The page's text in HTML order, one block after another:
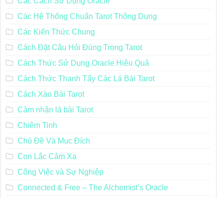
Các Hệ Thống Chuẩn Tarot Thông Dụng
Các Kiến Thức Chung
Cách Đặt Câu Hỏi Đúng Trong Tarot
Cách Thức Sử Dụng Oracle Hiệu Quả
Cách Thức Thanh Tẩy Các Lá Bài Tarot
Cách Xào Bài Tarot
Cảm nhận lá bài Tarot
Chiêm Tinh
Chủ Đề Và Mục Đích
Con Lắc Cảm Xạ
Công Việc và Sự Nghiệp
Connected & Free – The Alchemist’s Oracle